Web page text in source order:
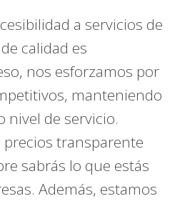
a servicios de
de calidad es
nos esforzamos por
manteniendo
nivel de servicio.
transparente
sabrás lo que estás
Además, estamos